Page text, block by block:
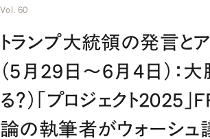
Vol. 60
トランプ大統領の発言と
（5月29日～6月4日）：大
る？）「プロジェクト2025
論の執筆者がウォーシュ